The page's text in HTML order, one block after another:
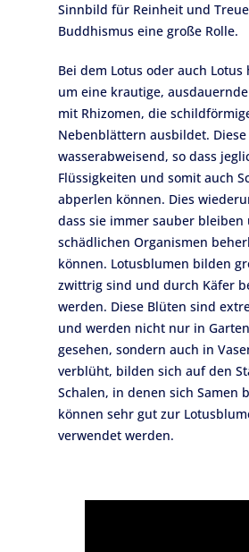
Sinnbild für Reinheit und
Buddhismus eine große Rolle.
Bei dem Lotus oder auch Lotus
um eine krautige,
mit Rhizomen, die
Nebenblättern ausbildet.
wasserabweisend, so dass
Flüssigkeiten und somit auch
abperlen können. Dies
dass sie immer sauber bleiben
schädlichen Organismen
können. Lotusblumen bilden
zwittrig sind und durch Käfer
werden. Diese Blüten sind
und werden nicht nur in
gesehen, sondern auch in
verblüht, bilden sich auf den
Schalen, in denen sich Samen
können sehr gut zur
verwendet werden.